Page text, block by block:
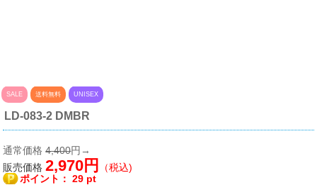
SALE 送料無料 UNISEX
LD-083-2 DMBR
通常価格4,400円→
販売価格2,970円
（税込)
ポイント：29 pt